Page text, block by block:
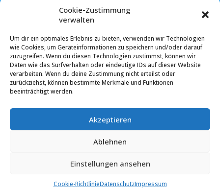
Cookie-Zustimmung
verwalten
Um dir ein optimales Erlebnis zu bieten, verwenden wir Technologien
wie Cookies, um Geräteinformationen zu speichern und/oder darauf
zuzugreifen. Wenn du diesen Technologien zustimmst, können wir
Daten wie das Surfverhalten oder eindeutige IDs auf dieser Website
verarbeiten. Wenn du deine Zustimmung nicht erteilst oder
zurückziehst, können bestimmte Merkmale und Funktionen
beeinträchtigt werden.
Akzeptieren
Ablehnen
Einstellungen ansehen
Cookie-RichtlinieDatenschutzImpressum
RECHTLICHES
Impressum
Datenschutzerklärung
Cookie-Richtlinie
Nachschreibetermine
Schulsozialarbeit